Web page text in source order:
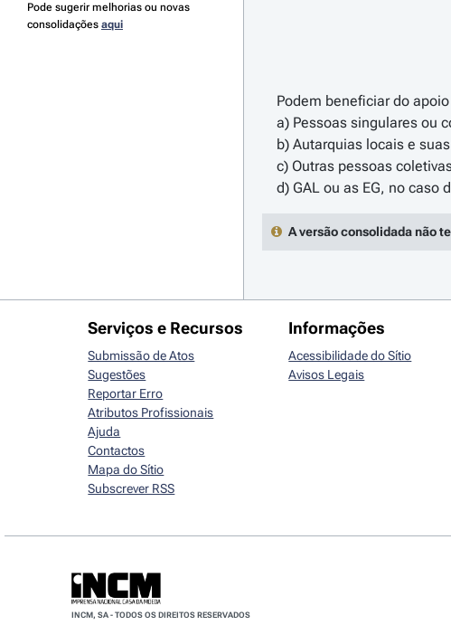
Pode sugerir melhorias ou novas
consolidações aqui
Podem beneficiar do
a) Pessoas singulares ou
b) Autarquias locais e
c) Outras pessoas
A versão consolidada não
Serviços e Recursos
Submissão de Atos
Sugestões
Reportar Erro
Atributos Profissionais
Ajuda
Contactos
Mapa do Sítio
Subscrever RSS
Informações
Acessibilidade do Sítio
Avisos Legais
INCM, SA - TODOS OS DIREITOS RESERVADOS